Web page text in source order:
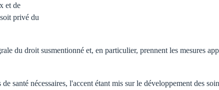
et de
privé du
du droit susmentionné et, en particulier, prennent les mesures
santé nécessaires, l'accent étant mis sur le développement des